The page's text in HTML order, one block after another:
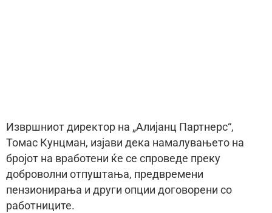
Извршниот директор на „Алијанц Партнерс“,
Томас Кунцман, изјави дека намалувањето на
бројот на вработени ќе се спроведе преку
доброволни отпуштања, предвремени
пензионирања и други опции договорени со
работниците.